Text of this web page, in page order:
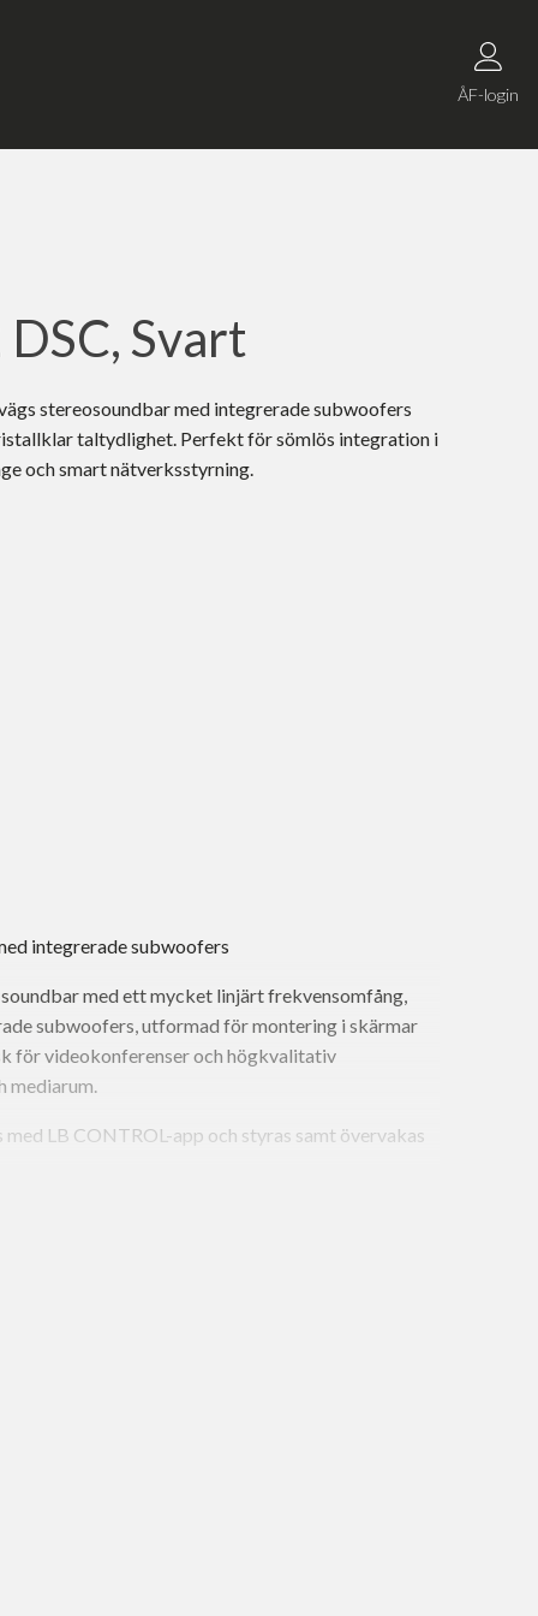
ÅF-login
DSC, Svart
stereosoundbar med integrerade subwoofers
taltydlighet. Perfekt för sömlös integration i
och smart nätverksstyrning.
integrerade subwoofers
med ett mycket linjärt frekvensomfång,
subwoofers, utformad för montering i skärmar
för videokonferenser och högkvalitativ
mediarum.
med LB CONTROL-app och styras samt övervakas